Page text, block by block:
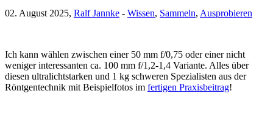
02. August 2025, Ralf Jannke - Wissen, Sammeln, Ausprobieren
Ich kann wählen zwischen einer 50 mm f/0,75 oder einer nicht
weniger interessanten ca. 100 mm f/1,2-1,4 Variante. Alles über
diesen ultralichtstarken und 1 kg schweren Spezialisten aus der
Röntgentechnik mit Beispielfotos im fertigen Praxisbeitrag!